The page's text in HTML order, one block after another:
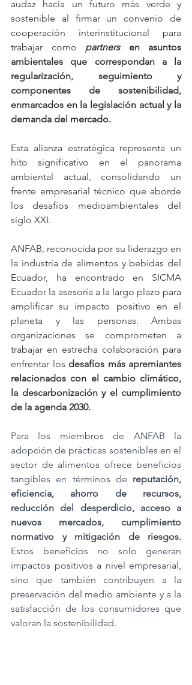
audaz hacia un futuro más verde y
sostenible al firmar un convenio de
cooperación interinstitucional para
trabajar como partners en asuntos
ambientales que correspondan a la
regularización, seguimiento y
componentes de sostenibilidad,
enmarcados en la legislación actual y la
demanda del mercado.
Esta alianza estratégica representa un
hito significativo en el panorama
ambiental actual, consolidando un
frente empresarial técnico que aborde
los desafíos medioambientales del
siglo XXI.
ANFAB, reconocida por su liderazgo en
la industria de alimentos y bebidas del
Ecuador, ha encontrado en SICMA
Ecuador la asesoría a la largo plazo para
amplificar su impacto positivo en el
planeta y las personas. Ambas
organizaciones se comprometen a
trabajar en estrecha colaboración para
enfrentar los desafíos más apremiantes
relacionados con el cambio climático,
la descarbonización y el cumplimiento
de la agenda 2030.
Para los miembros de ANFAB la
adopción de prácticas sostenibles en el
sector de alimentos ofrece beneficios
tangibles en términos de reputación,
eficiencia, ahorro de recursos,
reducción del desperdicio, acceso a
nuevos mercados, cumplimiento
Estos beneficios no solo generan
impactos positivos a nivel empresarial,
sino que también contribuyen a la
preservación del medio ambiente y a la
satisfacción de los consumidores que
valoran la sostenibilidad.